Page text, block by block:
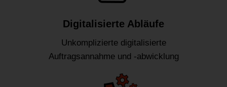
Digitalisierte Abläufe
Unkomplizierte digitalisierte
Auftragsannahme und -abwicklung